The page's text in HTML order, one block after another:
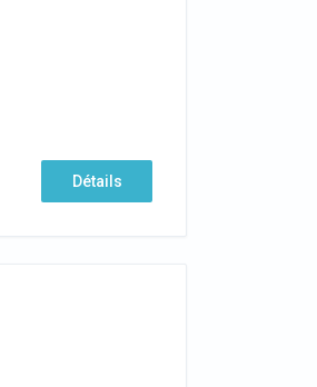
Détails